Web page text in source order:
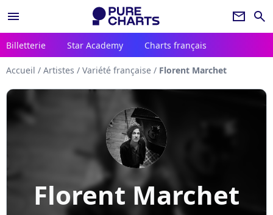
menu newsletter search
Billetterie Star Academy Charts français
Accueil / Artistes / Variété française / Florent Marchet
Florent Marchet